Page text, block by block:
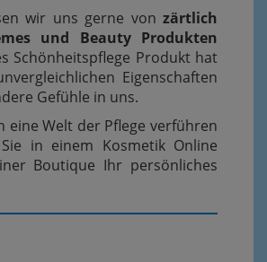
wir uns gerne von zärtlich
und Beauty Produkten
Schönheitspflege Produkt hat
Eigenschaften
Gefühle in uns.
eine Welt der Pflege verführen
in einem Kosmetik Online
Boutique Ihr persönliches